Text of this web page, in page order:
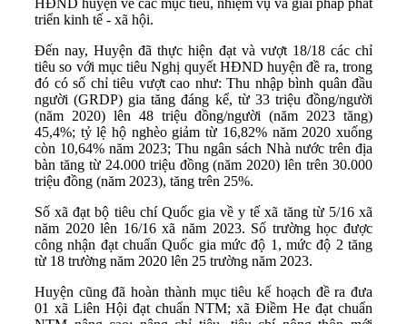
HĐND huyện về các mục tiêu, nhiệm vụ và giải pháp phát
triển kinh tế - xã hội.
Đến nay, Huyện đã thực hiện đạt và vượt 18/18 các chỉ
tiêu so với mục tiêu Nghị quyết HĐND huyện đề ra, trong
đó có số chỉ tiêu vượt cao như: Thu nhập bình quân đầu
người (GRDP) gia tăng đáng kể, từ 33 triệu đồng/người
(năm 2020) lên 48 triệu đồng/người (năm 2023 tăng)
45,4%; tỷ lệ hộ nghèo giảm từ 16,82% năm 2020 xuống
còn 10,64% năm 2023; Thu ngân sách Nhà nước trên địa
bàn tăng từ 24.000 triệu đồng (năm 2020) lên trên 30.000
triệu đồng (năm 2023), tăng trên 25%.
Số xã đạt bộ tiêu chí Quốc gia về y tế xã tăng từ 5/16 xã
năm 2020 lên 16/16 xã năm 2023. Số trường học được
công nhận đạt chuẩn Quốc gia mức độ 1, mức độ 2 tăng
từ 18 trường năm 2020 lên 25 trường năm 2023.
Huyện cũng đã hoàn thành mục tiêu kế hoạch đề ra đưa
01 xã Liên Hội đạt chuẩn NTM; xã Điềm He đạt chuẩn